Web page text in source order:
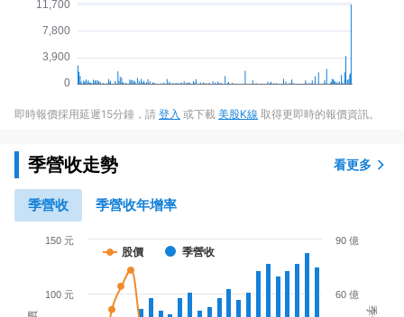
即時報價採用延遲15分鐘，請 登入 或下載 美股K線 取得更即時的報價資訊。
季營收走勢 看更多
季營收 季營收年增率
股價 季營收
100 元
150 元
60 億
90 億